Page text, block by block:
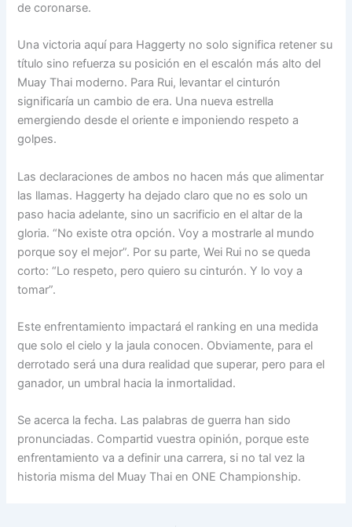
de coronarse.
Una victoria aquí para Haggerty no solo significa retener su
título sino refuerza su posición en el escalón más alto del
Muay Thai moderno. Para Rui, levantar el cinturón
significaría un cambio de era. Una nueva estrella
emergiendo desde el oriente e imponiendo respeto a
golpes.
Las declaraciones de ambos no hacen más que alimentar
las llamas. Haggerty ha dejado claro que no es solo un
paso hacia adelante, sino un sacrificio en el altar de la
gloria. “No existe otra opción. Voy a mostrarle al mundo
porque soy el mejor”. Por su parte, Wei Rui no se queda
corto: “Lo respeto, pero quiero su cinturón. Y lo voy a
tomar”.
Este enfrentamiento impactará el ranking en una medida
que solo el cielo y la jaula conocen. Obviamente, para el
derrotado será una dura realidad que superar, pero para el
ganador, un umbral hacia la inmortalidad.
Se acerca la fecha. Las palabras de guerra han sido
pronunciadas. Compartid vuestra opinión, porque este
enfrentamiento va a definir una carrera, si no tal vez la
historia misma del Muay Thai en ONE Championship.